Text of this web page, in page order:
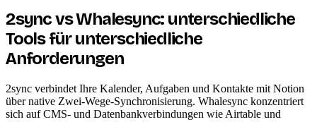
2sync vs Whalesync: unterschiedliche
Tools für unterschiedliche
Anforderungen
2sync verbindet Ihre Kalender, Aufgaben und Kontakte mit Notion
über native Zwei-Wege-Synchronisierung. Whalesync konzentriert
sich auf CMS- und Datenbankverbindungen wie Airtable und